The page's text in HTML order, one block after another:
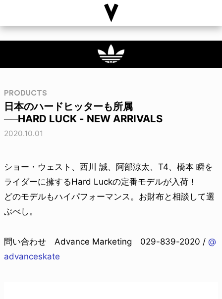
PRODUCTS
日本のハードヒッターも所属
──HARD LUCK - NEW ARRIVALS
2020.10.01
ショー・ウェスト、西川 誠、阿部涼太、T4、橋本 瞬を
ライダーに擁するHard Luckの定番モデルが入荷！
どのモデルもハイパフォーマンス。お財布と相談して選
ぶべし。
問い合わせ Advance Marketing 029-839-2020 / @
advanceskate